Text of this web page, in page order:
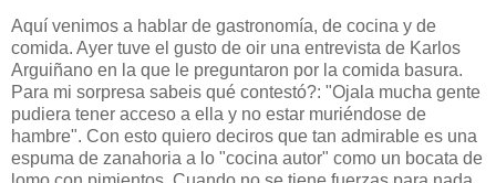
Aquí venimos a hablar de gastronomía, de cocina y de
comida. Ayer tuve el gusto de oir una entrevista de Karlos
Arguiñano en la que le preguntaron por la comida basura.
Para mi sorpresa sabeis qué contestó?: "Ojala mucha gente
pudiera tener acceso a ella y no estar muriéndose de
hambre". Con esto quiero deciros que tan admirable es una
espuma de zanahoria a lo "cocina autor" como un bocata de